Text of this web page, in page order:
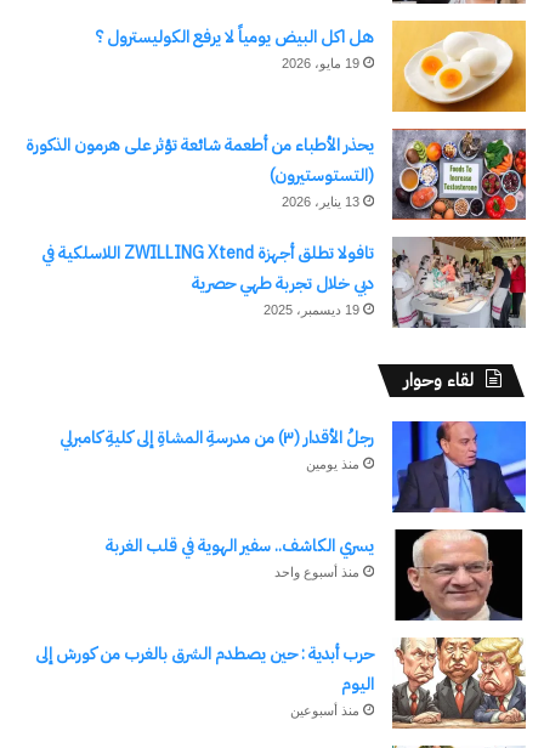
هل اكل البيض يومياً لا يرفع الكوليسترول ؟
19 مايو، 2026
يحذر الأطباء من أطعمة شائعة تؤثر على هرمون الذكورة
(التستوستيرون)
13 يناير، 2026
تافولا تطلق أجهزة ZWILLING Xtend اللاسلكية في
دبي خلال تجربة طهي حصرية
19 ديسمبر، 2025
لقاء وحوار
رجلُ الأقدار (٣) من مدرسةِ المشاةِ إلى كليةِ كامبرلي
منذ يومين
يسري الكاشف.. سفير الهوية في قلب الغربة
منذ أسبوع واحد
حرب أبدية : حين يصطدم الشرق بالغرب من كورش إلى
اليوم
منذ أسبوعين